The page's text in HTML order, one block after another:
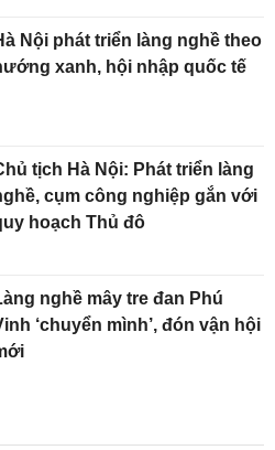
Nội phát triển làng nghề theo
xanh, hội nhập quốc tế
tịch Hà Nội: Phát triển làng
cụm công nghiệp gắn với
hoạch Thủ đô
nghề mây tre đan Phú
‘chuyển mình’, đón vận hội